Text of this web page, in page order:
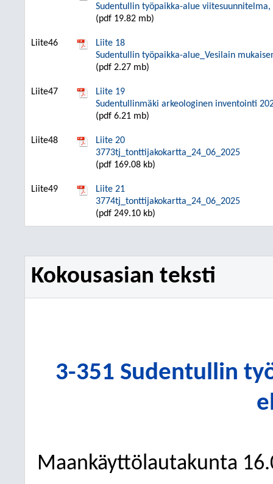
Sudentullin työpaikka-alue viitesuunnitelma,
(pdf 19.82 mb)
Liite46
Liite 18
Sudentullin työpaikka-alue_Vesilain
(pdf 2.27 mb)
Liite47
Liite 19
Sudentullinmäki arkeologinen inventointi
(pdf 6.21 mb)
Liite48
Liite 20
3773tj_tonttijakokartta_24_06_2025
(pdf 169.08 kb)
Liite49
Liite 21
3774tj_tonttijakokartta_24_06_2025
(pdf 249.10 kb)
Kokousasian teksti
3-351 Sudentullin
Maankäyttölautakunta